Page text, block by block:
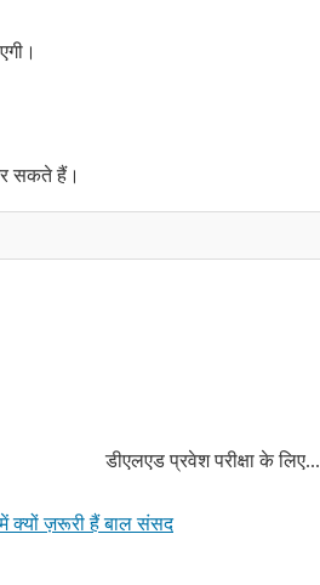
सकते हैं।
डीएलएड प्रवेश परीक्षा के लिए...
में क्यों ज़रूरी हैं बाल संसद